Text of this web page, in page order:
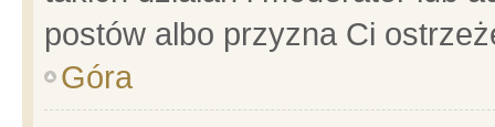
postów albo przyzna Ci
Góra